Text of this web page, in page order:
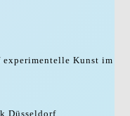
experimentelle Kunst im
Düsseldorf